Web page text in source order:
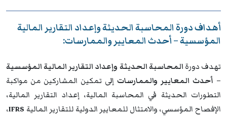
أهداف دورة المحاسبة الحديثة وإعداد التقارير المالية
المؤسسية – أحدث المعايير والممارسات:
تهدف دورة المحاسبة الحديثة وإعداد التقارير المالية المؤسسية
– أحدث المعايير والممارسات إلى تمكين المشاركين من مواكبة
التطورات الحديثة في المحاسبة المالية، إعداد التقارير المالية،
الإفصاح المؤسسي، والامتثال للمعايير الدولية للتقارير المالية IFRS،